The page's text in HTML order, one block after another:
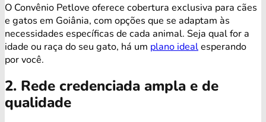
O Convênio Petlove oferece cobertura exclusiva para cães
e gatos em Goiânia, com opções que se adaptam às
necessidades específicas de cada animal. Seja qual for a
idade ou raça do seu gato, há um plano idealesperando
por você.
2. Rede credenciada ampla e de
qualidade